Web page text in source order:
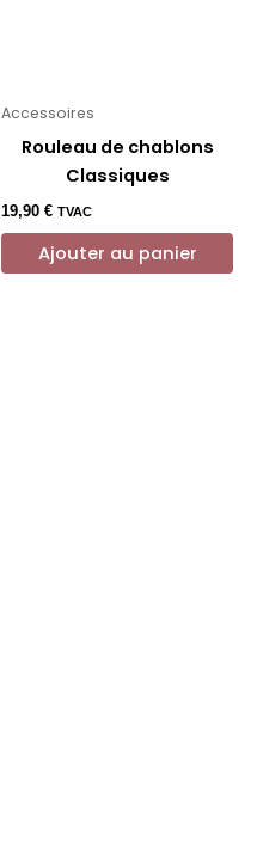
Accessoires
Rouleau de chablons
Classiques
19,90 € TVAC
Ajouter au panier